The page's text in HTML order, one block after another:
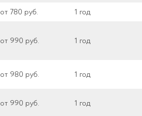
от 780 руб.
1 год
от 990 руб. 1 год
от 980 руб. 1 год
от 990 руб. 1 год